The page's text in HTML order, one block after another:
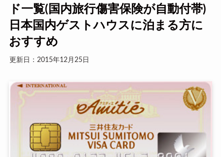
ド一覧(国内旅行傷害保険が自動付帯)
日本国内ゲストハウスに泊まる方に
おすすめ
更新日：2015年12月25日